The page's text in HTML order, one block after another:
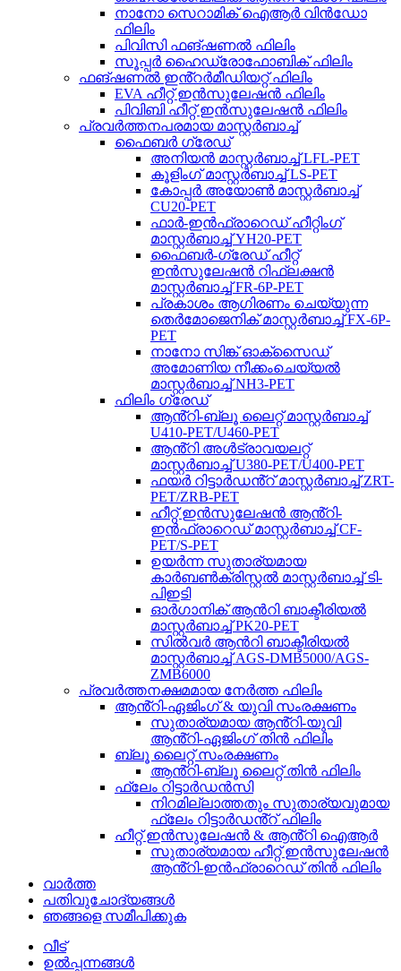
നാനോ സെറാമിക് ഐആർ വിൻഡോ
ഫിലിം
പിവിസി ഫങ്ഷണൽ ഫിലിം
സൂപ്പർ ഹൈഡ്രോഫോബിക് ഫിലിം
ഫങ്ഷണൽ ഇൻ്റർമീഡിയറ്റ് ഫിലിം
EVA ഹീറ്റ് ഇൻസുലേഷൻ ഫിലിം
പിവിബി ഹീറ്റ് ഇൻസുലേഷൻ ഫിലിം
പ്രവർത്തനപരമായ മാസ്റ്റർബാച്ച്
ഫൈബർ ഗ്രേഡ്
അനിയൻ മാസ്റ്റർബാച്ച് LFL-PET
കൂളിംഗ് മാസ്റ്റർബാച്ച് LS-PET
കോപ്പർ അയോൺ മാസ്റ്റർബാച്ച്
CU20-PET
ഫാർ-ഇൻഫ്രാറെഡ് ഹീറ്റിംഗ്
മാസ്റ്റർബാച്ച് YH20-PET
ഫൈബർ-ഗ്രേഡ് ഹീറ്റ്
ഇൻസുലേഷൻ റിഫ്ലക്ഷൻ
മാസ്റ്റർബാച്ച് FR-6P-PET
പ്രകാശം ആഗിരണം ചെയ്യുന്ന
തെർമോജെനിക് മാസ്റ്റർബാച്ച് FX-6P-
PET
നാനോ സിങ്ക് ഓക്സൈഡ്
അമോണിയ നീക്കംചെയ്യൽ
മാസ്റ്റർബാച്ച് NH3-PET
ഫിലിം ഗ്രേഡ്
ആൻ്റി-ബ്ലൂ ലൈറ്റ് മാസ്റ്റർബാച്ച്
U410-PET/U460-PET
ആൻ്റി അൾട്രാവയലറ്റ്
മാസ്റ്റർബാച്ച് U380-PET/U400-PET
ഫയർ റിട്ടാർഡൻ്റ് മാസ്റ്റർബാച്ച് ZRT-
PET/ZRB-PET
ഹീറ്റ് ഇൻസുലേഷൻ ആൻ്റി-
ഇൻഫ്രാറെഡ് മാസ്റ്റർബാച്ച് CF-
PET/S-PET
ഉയർന്ന സുതാര്യമായ
കാർബൺക്രിസ്റ്റൽ മാസ്റ്റർബാച്ച് ടി-
പിഇടി
ഓർഗാനിക് ആൻറി ബാക്ടീരിയൽ
മാസ്റ്റർബാച്ച് PK20-PET
സിൽവർ ആൻറി ബാക്ടീരിയൽ
മാസ്റ്റർബാച്ച് AGS-DMB5000/AGS-
ZMB6000
പ്രവർത്തനക്ഷമമായ നേർത്ത ഫിലിം
ആൻ്റി-ഏജിംഗ് & യുവി സംരക്ഷണം
സുതാര്യമായ ആൻ്റി-യുവി
ആൻ്റി-ഏജിംഗ് തിൻ ഫിലിം
ബ്ലൂ ലൈറ്റ് സംരക്ഷണം
ആൻ്റി-ബ്ലൂ ലൈറ്റ് തിൻ ഫിലിം
ഫ്ലേം റിട്ടാർഡൻസി
നിറമില്ലാത്തതും സുതാര്യവുമായ
ഫ്ലേം റിട്ടാർഡൻ്റ് ഫിലിം
ഹീറ്റ് ഇൻസുലേഷൻ & ആൻ്റി ഐആർ
സുതാര്യമായ ഹീറ്റ് ഇൻസുലേഷൻ
ആൻ്റി-ഇൻഫ്രാറെഡ് തിൻ ഫിലിം
വാർത്ത
പതിവുചോദ്യങ്ങൾ
ഞങ്ങളെ സമീപിക്കുക
വീട്
ഉൽപ്പന്നങ്ങൾ